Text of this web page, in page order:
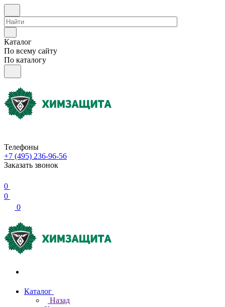
Каталог
По всему сайту
По каталогу
Телефоны
+7 (495) 236-96-56
Заказать звонок
0
0
0
Каталог
Назад